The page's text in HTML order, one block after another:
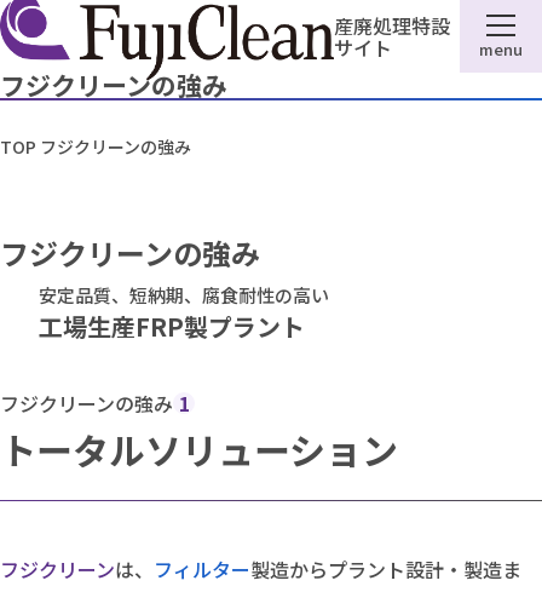
産廃処理特設
サイト menu
フジクリーンの強み
TOP フジクリーンの強み
フジクリーンの強み
安定品質、短納期、腐食耐性の高い
工場生産FRP製プラント
フジクリーンの強み 1
トータルソリューション
フジクリーンは、 フィルター製造からプラント設計・製造ま